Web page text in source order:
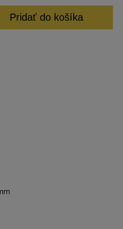
Pridať do košíka